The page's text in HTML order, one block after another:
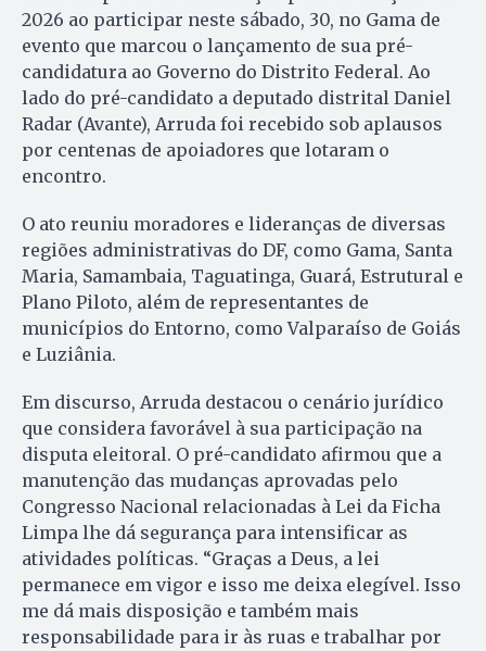
2026 ao participar neste sábado, 30, no Gama de
evento que marcou o lançamento de sua pré-
candidatura ao Governo do Distrito Federal. Ao
lado do pré-candidato a deputado distrital Daniel
Radar (Avante), Arruda foi recebido sob aplausos
por centenas de apoiadores que lotaram o
encontro.
O ato reuniu moradores e lideranças de diversas
regiões administrativas do DF, como Gama, Santa
Maria, Samambaia, Taguatinga, Guará, Estrutural e
Plano Piloto, além de representantes de
municípios do Entorno, como Valparaíso de Goiás
e Luziânia.
Em discurso, Arruda destacou o cenário jurídico
que considera favorável à sua participação na
disputa eleitoral. O pré-candidato afirmou que a
manutenção das mudanças aprovadas pelo
Congresso Nacional relacionadas à Lei da Ficha
Limpa lhe dá segurança para intensificar as
atividades políticas. “Graças a Deus, a lei
permanece em vigor e isso me deixa elegível. Isso
me dá mais disposição e também mais
responsabilidade para ir às ruas e trabalhar por